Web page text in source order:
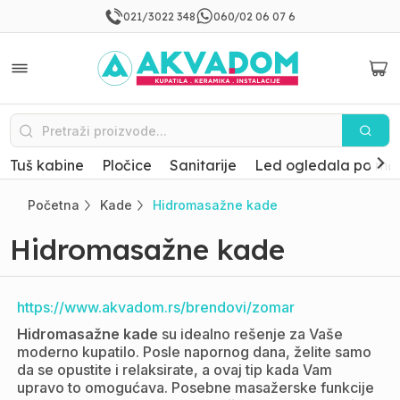
021/3022 348 060/02 06 07 6
Tuš kabine Pločice Sanitarije Led ogledala po
Početna Kade Hidromasažne kade
Hidromasažne kade
https://www.akvadom.rs/brendovi/zomar
Hidromasažne kade su idealno rešenje za Vaše
moderno kupatilo. Posle napornog dana, želite samo
da se opustite i relaksirate, a ovaj tip kada Vam
upravo to omogućava. Posebne masažerske funkcije